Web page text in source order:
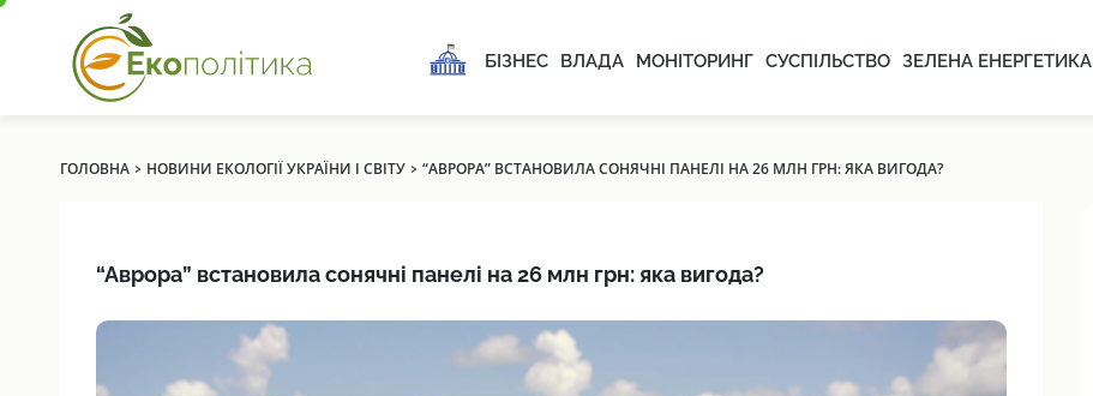
БІЗНЕС ВЛАДА МОНІТОРИНГ СУСПІЛЬСТВО ЗЕЛЕНА ЕНЕРГЕТИКА
ГОЛОВНА› НОВИНИ ЕКОЛОГІЇ УКРАЇНИ І СВІТУ› “АВРОРА” ВСТАНОВИЛА СОНЯЧНІ ПАНЕЛІ НА 26 МЛН ГРН: ЯКА ВИГОДА?
“Аврора” встановила сонячні панелі на 26 млн грн: яка вигода?